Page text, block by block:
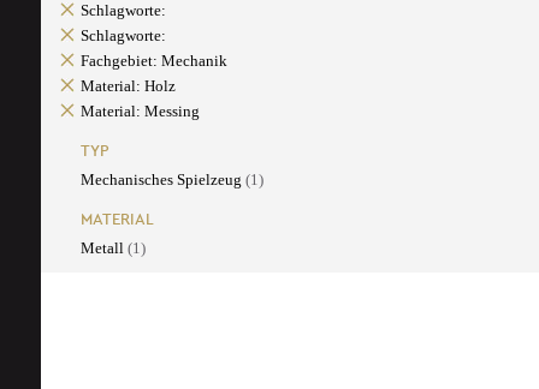
Schlagworte:
Schlagworte:
Fachgebiet: Mechanik
Material: Holz
Material: Messing
TYP
Mechanisches Spielzeug (1)
MATERIAL
Metall (1)